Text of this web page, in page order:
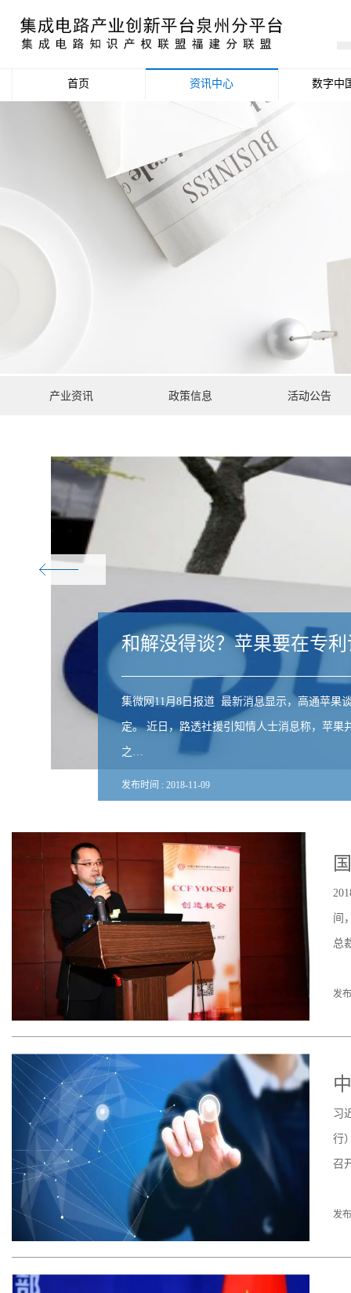
首页 资讯中心
政策信息
活动公告
数据统计分析
数字中
产业资讯 政策信息 活动公告
和解没得谈？苹果要在专
集微网11月8日报道 最新消息显示，高通苹果
定。 近日，路透社援引知情人士消息称，苹果
之…
发布时间 : 2018-11-09
间
总
发
习
行
召
发